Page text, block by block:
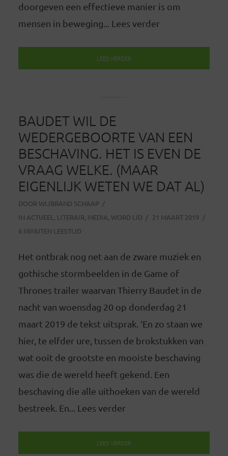
doorgeven een effectieve manier is om
mensen in beweging... Lees verder
LEES VERDER
BAUDET WIL DE
WEDERGEBOORTE VAN EEN
BESCHAVING. HET IS EVEN DE
VRAAG WELKE. (MAAR
EIGENLIJK WETEN WE DAT AL)
DOOR WIJBRAND SCHAAP
IN ACTUEEL , LITERAIR, MEDIA, WORD LID
21 MAART 2019
6 MINUTEN LEESTIJD
Het ontbrak nog net aan de zware muziek en
gothische stormbeelden in de Game of
Thrones trailer waarvan Thierry Baudet in de
nacht van woensdag 20 op donderdag 21
maart 2019 de tekst uitsprak. ‘En zo staan we
hier, te elfder ure, tussen de brokstukken van
wat ooit de grootste en mooiste beschaving
was die de wereld heeft gekend. Een
beschaving die alle uithoeken van de wereld
bestreek. En... Lees verder
LEES VERDER